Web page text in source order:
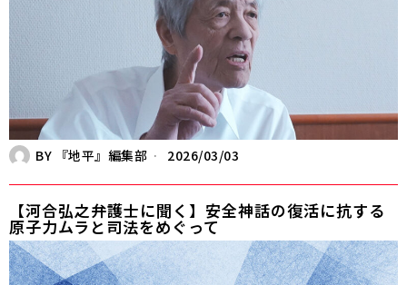
BY 『地平』編集部 2026/03/03
【河合弘之弁護士に聞く】安全神話の復活に抗する――
原子力ムラと司法をめぐって